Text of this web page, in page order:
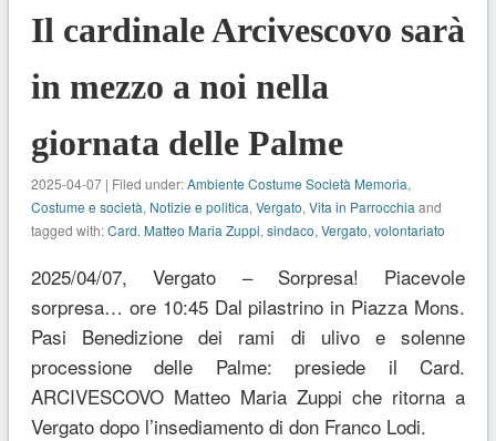
Il cardinale Arcivescovo sarà
in mezzo a noi nella
giornata delle Palme
2025-04-07 | Filed under:Ambiente Costume Società Memoria,
Costume e società, Notizie e politica, Vergato, Vita in Parrocchia and
tagged with:Card. Matteo Maria Zuppi, sindaco, Vergato, volontariato
2025/04/07, Vergato – Sorpresa! Piacevole
sorpresa… ore 10:45 Dal pilastrino in Piazza Mons.
Pasi Benedizione dei rami di ulivo e solenne
processione delle Palme: presiede il Card.
ARCIVESCOVO Matteo Maria Zuppi che ritorna a
Vergato dopo l’insediamento di don Franco Lodi.